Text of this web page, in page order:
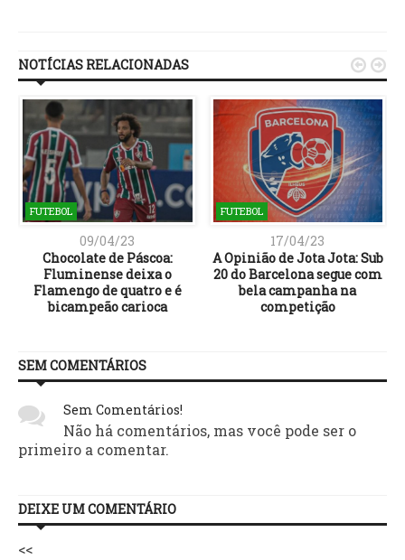
NOTÍCIAS RELACIONADAS
FUTEBOL
09/04/23
Chocolate de Páscoa:
Fluminense deixa o
Flamengo de quatro e é
bicampeão carioca
FUTEBOL
17/04/23
A Opinião de Jota Jota: Sub
20 do Barcelona segue com
bela campanha na
competição
 
SEM COMENTÁRIOS
Sem Comentários!
Não há comentários, mas você pode ser o
primeiro a comentar.
DEIXE UM COMENTÁRIO
<<